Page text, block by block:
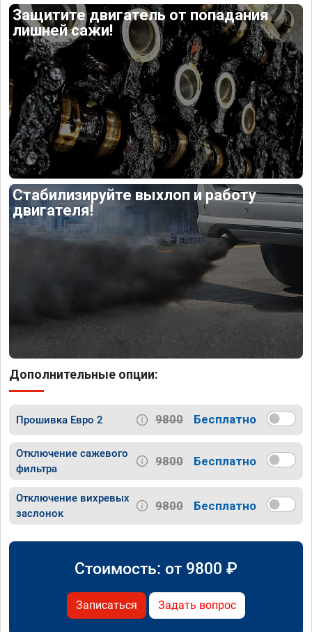
Защитите двигатель от попадания
лишней сажи!
Стабилизируйте выхлоп и работу
двигателя!
Дополнительные опции:
Прошивка Евро 2 9800 Бесплатно
Отключение сажевого
фильтра
9800 Бесплатно
Отключение вихревых
заслонок
9800 Бесплатно
Стоимость: от 9800 ₽
Записаться Задать вопрос